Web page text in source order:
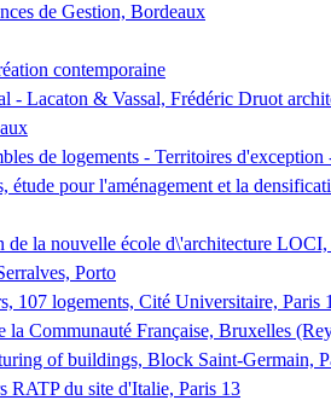
de Gestion, Bordeaux
contemporaine
- Lacaton & Vassal, Frédéric Druot
de logements - Territoires
étude pour l'aménagement et la
de la nouvelle école d\'architecture
Porto
107 logements, Cité Universitaire, Paris
Communauté Française, Bruxelles
of buildings, Block Saint-Germain,
RATP du site d'Italie, Paris 13